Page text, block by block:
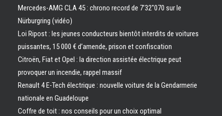
Mercedes-AMG CLA 45 : chrono record de 7’32″070 sur le
Nürburgring (vidéo)
Loi Ripost : les jeunes conducteurs bientôt interdits de voitures
puissantes, 15 000 € d’amende, prison et confiscation
Citroën, Fiat et Opel : la direction assistée électrique peut
provoquer un incendie, rappel massif
Renault 4 E-Tech électrique : nouvelle voiture de la Gendarmerie
nationale en Guadeloupe
Coffre de toit : nos conseils pour un choix optimal